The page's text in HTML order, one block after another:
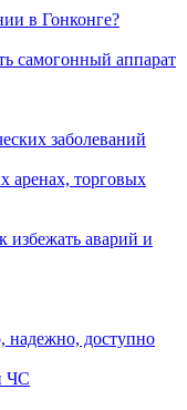
в Гонконге?
самогонный аппарат
заболеваний
аренах, торговых
избежать аварий и
надежно, доступно
ЧС